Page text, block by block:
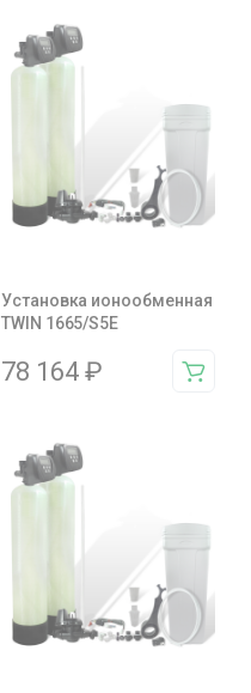
Установка ионообменная
TWIN 1665/S5E
78 164 ₽